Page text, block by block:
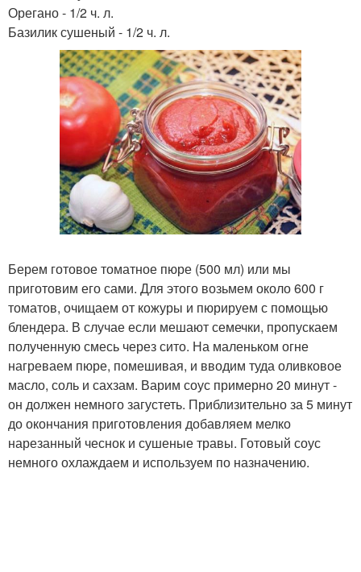
Орегано - 1/2 ч. л.
Базилик сушеный - 1/2 ч. л.
Берем готовое томатное пюре (500 мл) или мы
приготовим его сами. Для этого возьмем около 600 г
томатов, очищаем от кожуры и пюрируем с помощью
блендера. В случае если мешают семечки, пропускаем
полученную смесь через сито. На маленьком огне
нагреваем пюре, помешивая, и вводим туда оливковое
масло, соль и сахзам. Варим соус примерно 20 минут -
он должен немного загустеть. Приблизительно за 5 минут
до окончания приготовления добавляем мелко
нарезанный чеснок и сушеные травы. Готовый соус
немного охлаждаем и используем по назначению.